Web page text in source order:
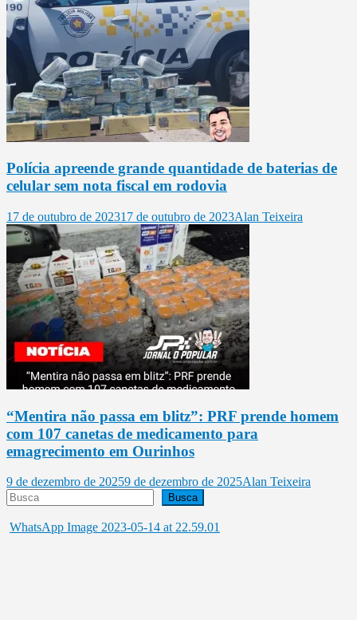
Polícia apreende grande quantidade de baterias de
celular sem nota fiscal em rodovia
17 de outubro de 202317 de outubro de 2023Alan Teixeira
“Mentira não passa em blitz”: PRF prende homem
com 107 canetas de medicamento para
emagrecimento em Ourinhos
9 de dezembro de 20259 de dezembro de 2025Alan Teixeira
Pesquisar
Busca
WhatsApp Image 2023-05-14 at 22.59.01